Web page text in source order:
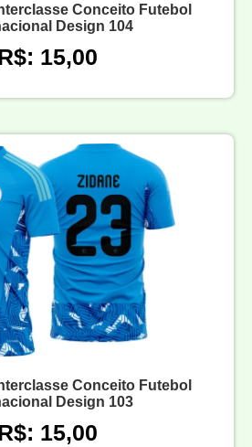
Conceito Futebol
Design 104
15,00
Conceito Futebol
Design 103
15,00